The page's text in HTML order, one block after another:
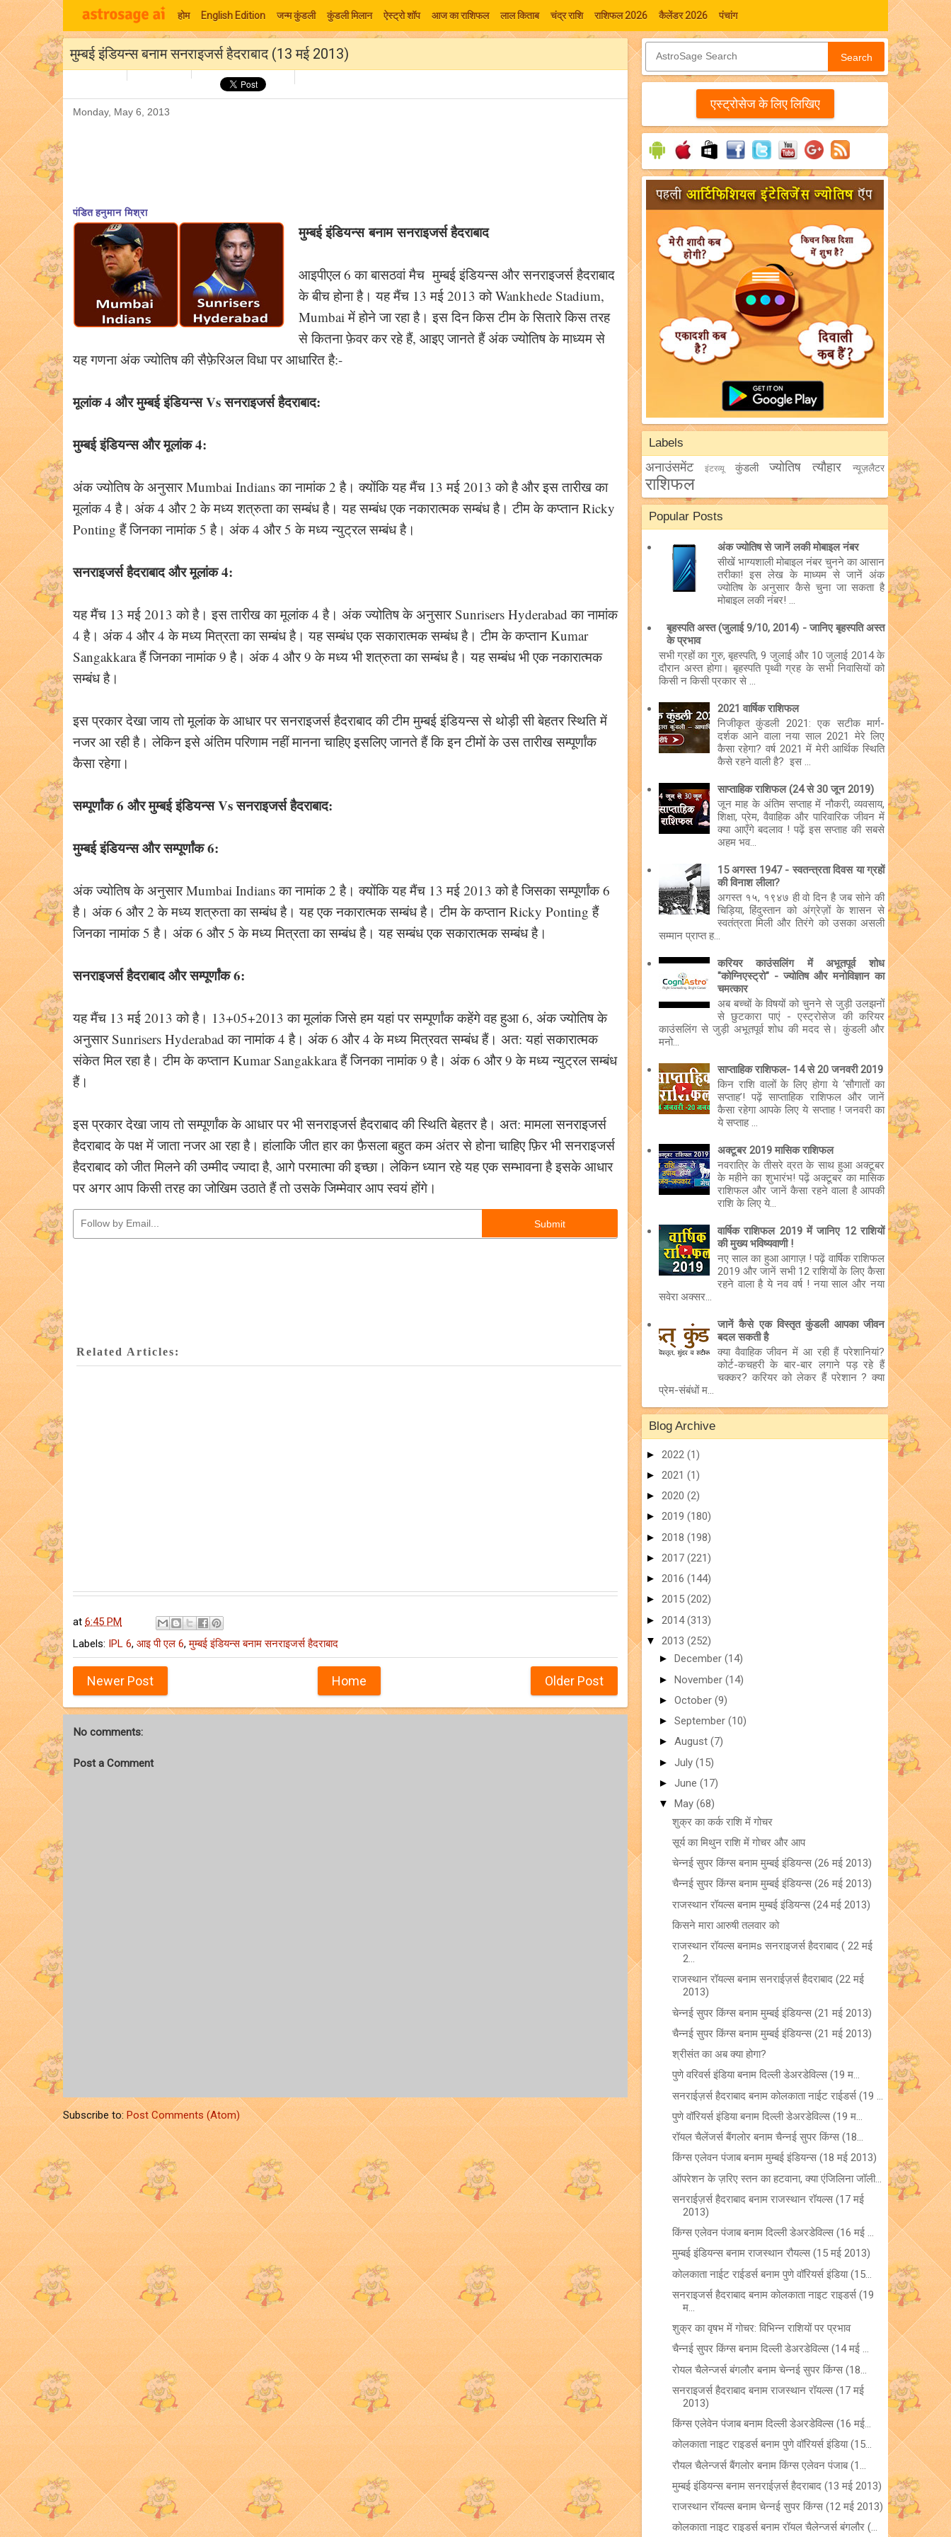
होम English Edition जन्म कुंडली कुंडली मिलान ऐस्ट्रो शॉप आज का राशिफल लाल किताब चंद्र राशि राशिफल 2026 कैलेंडर 2026 पंचांग
मुम्बई इंडियन्स बनाम सनराइजर्स हैदराबाद (13 मई 2013)
Monday, May 6, 2013
पंडित हनुमान मिश्रा
मुम्बई इंडियन्स बनाम सनराइजर्स हैदराबाद
आइपीएल 6 का बासठवां मैच मुम्बई इंडियन्स और सनराइजर्स हैदराबाद
के बीच होना है। यह मैंच 13 मई 2013 को Wankhede Stadium,
Mumbai में होने जा रहा है। इस दिन किस टीम के सितारे किस तरह
से कितना फ़ेवर कर रहे हैं, आइए जानते हैं अंक ज्योतिष के माध्यम से
यह गणना अंक ज्योतिष की सैफ़ेरिअल विधा पर आधारित है:-
मूलांक 4 और मुम्बई इंडियन्स Vs सनराइजर्स हैदराबाद:
मुम्बई इंडियन्स और मूलांक 4:
अंक ज्योतिष के अनुसार Mumbai Indians का नामांक 2 है। क्योंकि यह मैंच 13 मई 2013 को है और इस तारीख का
मूलांक 4 है। अंक 4 और 2 के मध्य शत्रुता का सम्बंध है। यह सम्बंध एक नकारात्मक सम्बंध है। टीम के कप्तान Ricky
Ponting हैं जिनका नामांक 5 है। अंक 4 और 5 के मध्य न्युट्रल सम्बंध है।
सनराइजर्स हैदराबाद और मूलांक 4:
यह मैंच 13 मई 2013 को है। इस तारीख का मूलांक 4 है। अंक ज्योतिष के अनुसार Sunrisers Hyderabad का नामांक
4 है। अंक 4 और 4 के मध्य मित्रता का सम्बंध है। यह सम्बंध एक सकारात्मक सम्बंध है। टीम के कप्तान Kumar
Sangakkara हैं जिनका नामांक 9 है। अंक 4 और 9 के मध्य भी शत्रुता का सम्बंध है। यह सम्बंध भी एक नकारात्मक
सम्बंध है।
इस प्रकार देखा जाय तो मूलांक के आधार पर सनराइजर्स हैदराबाद की टीम मुम्बई इंडियन्स से थोड़ी सी बेहतर स्थिति में
नजर आ रही है। लेकिन इसे अंतिम परिणाम नहीं मानना चाहिए इसलिए जानते हैं कि इन टीमों के उस तारीख सम्पूर्णांक
कैसा रहेगा।
सम्पूर्णांक 6 और मुम्बई इंडियन्स Vs सनराइजर्स हैदराबाद:
मुम्बई इंडियन्स और सम्पूर्णांक 6:
अंक ज्योतिष के अनुसार Mumbai Indians का नामांक 2 है। क्योंकि यह मैंच 13 मई 2013 को है जिसका सम्पूर्णांक 6
है। अंक 6 और 2 के मध्य शत्रुता का सम्बंध है। यह एक नकारात्मक सम्बंध है। टीम के कप्तान Ricky Ponting हैं
जिनका नामांक 5 है। अंक 6 और 5 के मध्य मित्रता का सम्बंध है। यह सम्बंध एक सकारात्मक सम्बंध है।
सनराइजर्स हैदराबाद और सम्पूर्णांक 6:
यह मैंच 13 मई 2013 को है। 13+05+2013 का मूलांक जिसे हम यहां पर सम्पूर्णांक कहेंगे वह हुआ 6, अंक ज्योतिष के
अनुसार Sunrisers Hyderabad का नामांक 4 है। अंक 6 और 4 के मध्य मित्रवत सम्बंध हैं। अत: यहां सकारात्मक
संकेत मिल रहा है। टीम के कप्तान Kumar Sangakkara हैं जिनका नामांक 9 है। अंक 6 और 9 के मध्य न्युट्रल सम्बंध
हैं।
इस प्रकार देखा जाय तो सम्पूर्णांक के आधार पर भी सनराइजर्स हैदराबाद की स्थिति बेहतर है। अत: मामला सनराइजर्स
हैदराबाद के पक्ष में जाता नजर आ रहा है। हांलाकि जीत हार का फ़ैसला बहुत कम अंतर से होना चाहिए फ़िर भी सनराइजर्स
हैदराबाद को जीत मिलने की उम्मीद ज्यादा है, आगे परमात्मा की इच्छा। लेकिन ध्यान रहे यह एक सम्भावना है इसके आधार
पर अगर आप किसी तरह का जोखिम उठाते हैं तो उसके जिम्मेवार आप स्वयं होंगे।
Related Articles:
at 6:45 PM
Labels: IPL 6, आइ पी एल 6,मुम्बई इंडियन्स बनाम सनराइजर्स हैदराबाद
Newer Post Older Post
Home
No comments:
Post a Comment
Subscribe to:Post Comments (Atom)
Search
एस्‍ट्रोसेज के लिए लिखिए
Labels
अनाउंसमेंट इंटरव्यू कुंडली ज्योतिष त्यौहार न्यूज़लैटर
राशिफल
Popular Posts
अंक ज्योतिष से जानें लकी मोबाइल नंबर
सीखें भाग्यशाली मोबाइल नंबर चुनने का आसान
तरीका! इस लेख के माध्यम से जानें अंक
ज्योतिष के अनुसार कैसे चुना जा सकता है
मोबाइल लकी नंबर! ...
बृहस्पति अस्त (जुलाई 9/10, 2014) - जानिए बृहस्पति अस्त
के प्रभाव
सभी ग्रहों का गुरु, बृहस्पति, 9 जुलाई और 10 जुलाई 2014 के
दौरान अस्त होगा। बृहस्पति पृथ्वी ग्रह के सभी निवासियों को
किसी न किसी प्रकार से ...
2021 वार्षिक राशिफल
निजीकृत कुंडली 2021: एक सटीक मार्ग-
दर्शक आने वाला नया साल 2021 मेरे लिए
कैसा रहेगा? वर्ष 2021 में मेरी आर्थिक स्थिति
कैसे रहने वाली है? इस ...
साप्ताहिक राशिफल (24 से 30 जून 2019)
जून माह के अंतिम सप्ताह में नौकरी, व्यवसाय,
शिक्षा, प्रेम, वैवाहिक और पारिवारिक जीवन में
क्या आएँगे बदलाव ! पढ़ें इस सप्ताह की सबसे
अहम भव...
15 अगस्त 1947 - स्वतन्त्रता दिवस या ग्रहों
की विनाश लीला?
अगस्त १५, १९४७ ही वो दिन है जब सोने की
चिड़िया, हिंदुस्तान को अंग्रेज़ों के शासन से
स्वतंत्रता मिली और तिरंगे को उसका असली
सम्मान प्राप्त ह...
करियर काउंसलिंग में अभूतपूर्व शोध
"कोग्निएस्ट्रो" - ज्योतिष और मनोविज्ञान का
चमत्कार
अब बच्चों के विषयों को चुनने से जुड़ी उलझनों
से छुटकारा पाएं - एस्ट्रोसेज की करियर
काउंसलिंग से जुड़ी अभूतपूर्व शोध की मदद से। कुंडली और
मनो...
साप्ताहिक राशिफल- 14 से 20 जनवरी 2019
किन राशि वालों के लिए होगा ये ‘सौगातों का
सप्ताह’! पढ़ें साप्ताहिक राशिफल और जानें
कैसा रहेगा आपके लिए ये सप्ताह ! जनवरी का
ये सप्ताह ...
अक्टूबर 2019 मासिक राशिफल
नवरात्रि के तीसरे व्रत के साथ हुआ अक्टूबर
के महीने का शुभारंभ! पढ़ें अक्टूबर का मासिक
राशिफल और जानें कैसा रहने वाला है आपकी
राशि के लिए ये...
वार्षिक राशिफल 2019 में जानिए 12 राशियों
की मुख्य भविष्यवाणी !
नए साल का हुआ आगाज़ ! पढ़ें वार्षिक राशिफल
2019 और जानें सभी 12 राशियों के लिए कैसा
रहने वाला है ये नव वर्ष ! नया साल और नया
सवेरा अक्सर...
जानें कैसे एक विस्तृत कुंडली आपका जीवन
बदल सकती है
क्या वैवाहिक जीवन में आ रही हैं परेशानियां?
कोर्ट-कचहरी के बार-बार लगाने पड़ रहे हैं
चक्कर? करियर को लेकर हैं परेशान ? क्या
प्रेम-संबंधों म...
Blog Archive
► 2022 (1)
► 2021 (1)
► 2020 (2)
► 2019 (180)
► 2018 (198)
► 2017 (221)
► 2016 (144)
► 2015 (202)
► 2014(313)
▼ 2013 (252)
► December (14)
► November (14)
► October (9)
► September (10)
► August (7)
► July (15)
► June (17)
▼ May (68)
शुक्र का कर्क राशि में गोचर
सूर्य का मिथुन राशि में गोचर और आप
चेन्नई सुपर किंग्स बनाम मुम्बई इंडियन्स (26 मई 2013)
चैन्नई सुपर किंग्स बनाम मुम्बई इंडियन्स (26 मई 2013)
राजस्थान रॉयल्स बनाम मुम्बई इंडियन्स (24 मई 2013)
किसने मारा आरुषी तलवार को
राजस्थान रॉयल्स बनामs सनराइजर्स हैदराबाद ( 22 मई
2...
राजस्थान रॉयल्स बनाम सनराईज़र्स हैदराबाद (22 मई
2013)
चेन्नई सुपर किंग्स बनाम मुम्बई इंडियन्स (21 मई 2013)
चैन्नई सुपर किंग्स बनाम मुम्बई इंडियन्स (21 मई 2013)
श्रीसंत का अब क्या होगा?
पुणे वरिवर्स इंडिया बनाम दिल्ली डेअरडेविल्स (19 म...
सनराईज़र्स हैदराबाद बनाम कोलकाता नाईट राईडर्स (19 ...
पुणे वॉरियर्स इंडिया बनाम दिल्ली डेअरडेविल्स (19 म...
रॉयल चैलेंजर्स बैंगलोर बनाम चैन्नई सुपर किंग्स (18...
किंग्स एलेवन पंजाब बनाम मुम्बई इंडियन्स (18 मई 2013)
ऑपरेशन के ज़रिए स्तन का हटवाना, क्या एंजिलिना जॉली...
सनराईज़र्स हैदराबाद बनाम राजस्थान रॉयल्स (17 मई
2013)
किंग्स एलेवन पंजाब बनाम दिल्ली डेअरडेविल्स (16 मई ...
मुम्बई इंडियन्स बनाम राजस्थान रौयल्स (15 मई 2013)
कोलकाता नाईट राईडर्स बनाम पुणे वॉरियर्स इंडिया (15...
सनराइजर्स हैदराबाद बनाम कोलकाता नाइट राइडर्स (19
म...
शुक्र का वृषभ में गोचर: विभिन्न राशियों पर प्रभाव
चैन्नई सुपर किंग्स बनाम दिल्ली डेअरडेविल्स (14 मई ...
रोयल चैलेन्जर्स बंगलौर बनाम चेन्नई सुपर किंग्स (18...
सनराइजर्स हैदराबाद बनाम राजस्थान रॉयल्स (17 मई
2013)
किंग्स एलेवेन पंजाब बनाम दिल्ली डेअरडेविल्स (16 मई...
कोलकाता नाइट राइडर्स बनाम पुणे वॉरियर्स इंडिया (15...
रौयल चैलेन्जर्स बैंगलोर बनाम किंग्स एलेवन पंजाब (1...
मुम्बई इंडियन्स बनाम सनराईज़र्स हैदराबाद (13 मई 2013)
राजस्थान रॉयल्स बनाम चेन्नई सुपर किंग्स (12 मई 2013)
कोलकाता नाइट राइडर्स बनाम रॉयल चैलेन्जर्स बंगलौर (...